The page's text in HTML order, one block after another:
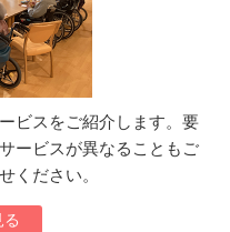
ビスをご紹介します。要
ービスが異なることもご
ください。